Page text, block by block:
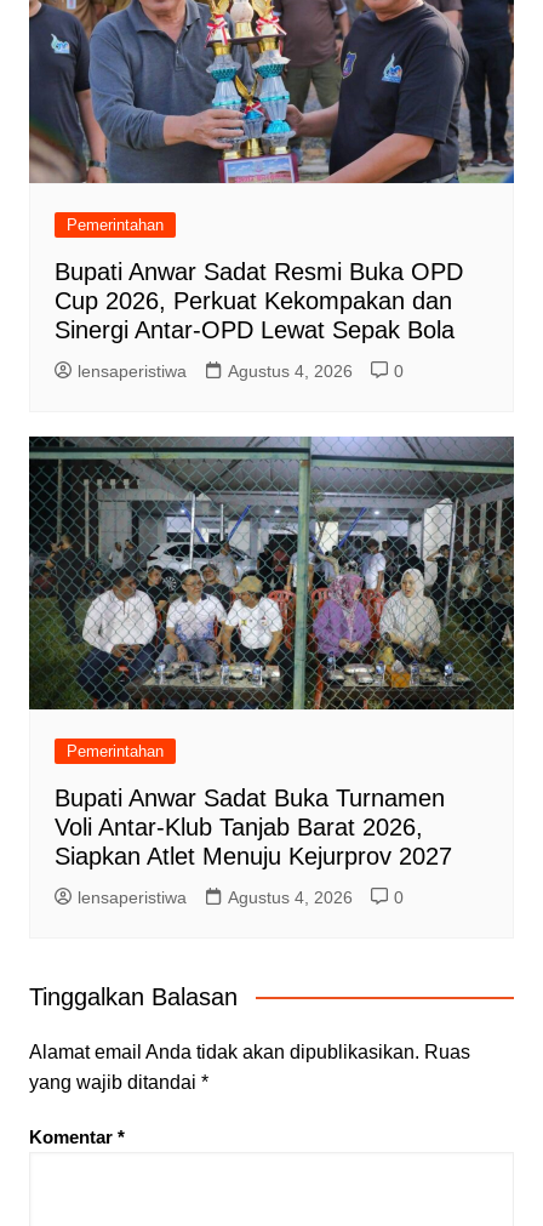
Pemerintahan
Bupati Anwar Sadat Resmi Buka OPD
Cup 2026, Perkuat Kekompakan dan
Sinergi Antar-OPD Lewat Sepak Bola
lensaperistiwa Agustus 4, 2026 0
Pemerintahan
Bupati Anwar Sadat Buka Turnamen
Voli Antar-Klub Tanjab Barat 2026,
Siapkan Atlet Menuju Kejurprov 2027
lensaperistiwa Agustus 4, 2026 0
Tinggalkan Balasan
Alamat email Anda tidak akan dipublikasikan. Ruas
yang wajib ditandai *
Komentar *